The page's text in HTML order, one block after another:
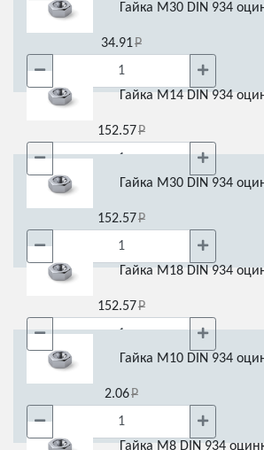
Гайка М30 DIN 934
34.91
Гайка М14 DIN 934
152.57
Гайка М30 DIN 934
152.57
Гайка М18 DIN 934
152.57
Гайка М10 DIN 934
2.06
Гайка М8 DIN 934